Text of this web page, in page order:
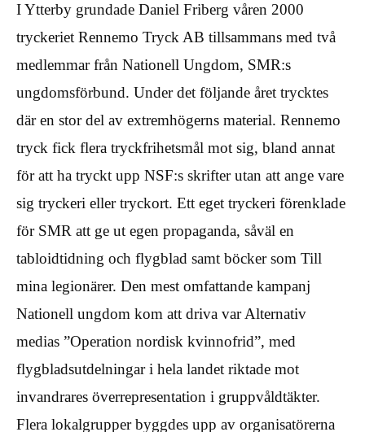
I Ytterby grundade Daniel Friberg våren 2000
tryckeriet Rennemo Tryck AB tillsammans med två
medlemmar från Nationell Ungdom, SMR:s
ungdomsförbund. Under det följande året trycktes
där en stor del av extremhögerns material. Rennemo
tryck fick flera tryckfrihetsmål mot sig, bland annat
för att ha tryckt upp NSF:s skrifter utan att ange vare
sig tryckeri eller tryckort. Ett eget tryckeri förenklade
för SMR att ge ut egen propaganda, såväl en
tabloidtidning och flygblad samt böcker som Till
mina legionärer. Den mest omfattande kampanj
Nationell ungdom kom att driva var Alternativ
medias ”Operation nordisk kvinnofrid”, med
flygbladsutdelningar i hela landet riktade mot
invandrares överrepresentation i gruppvåldtäkter.
Flera lokalgrupper byggdes upp av organisatörerna